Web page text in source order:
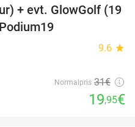
36%
+ evt. GlowGolf (19
9.6 star
Normalpris 31€
19,95€